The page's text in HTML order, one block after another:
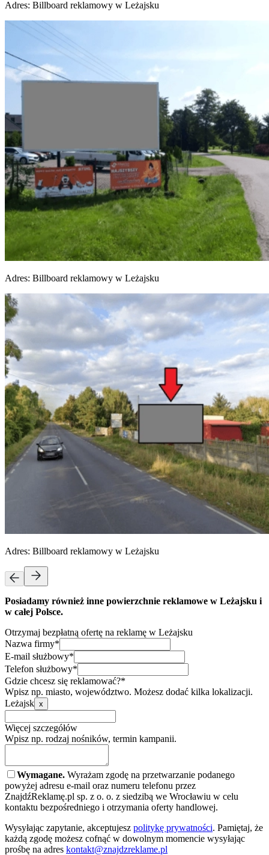
Adres: Billboard reklamowy w Leżajsku
Adres: Billboard reklamowy w Leżajsku
Adres: Billboard reklamowy w Leżajsku
Posiadamy również inne powierzchnie reklamowe w Leżajsku i
w całej Polsce.
Otrzymaj bezpłatną ofertę na reklamę w Leżajsku
Nazwa firmy*
E-mail służbowy*
Telefon służbowy*
Gdzie chcesz się reklamować?*
Wpisz np. miasto, województwo. Możesz dodać kilka lokalizacji.
Leżajsk x
Więcej szczegółów
Wpisz np. rodzaj nośników, termin kampanii.
Wymagane. Wyrażam zgodę na przetwarzanie podanego
powyżej adresu e-mail oraz numeru telefonu przez
ZnajdźReklamę.pl sp. z o. o. z siedzibą we Wrocławiu w celu
kontaktu bezpośredniego i otrzymania oferty handlowej.
Wysyłając zapytanie, akceptujesz politykę prywatności. Pamiętaj, że
każdą zgodę możesz cofnąć w dowolnym momencie wysyłając
prośbę na adres kontakt@znajdzreklame.pl